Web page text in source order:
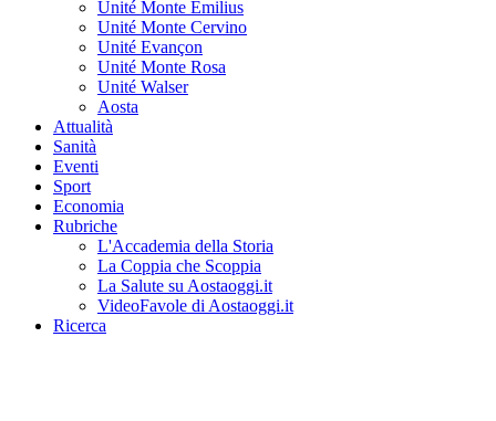
Unité Monte Emilius
Unité Monte Cervino
Unité Evançon
Unité Monte Rosa
Unité Walser
Aosta
Attualità
Sanità
Eventi
Sport
Economia
Rubriche
L'Accademia della Storia
La Coppia che Scoppia
La Salute su Aostaoggi.it
VideoFavole di Aostaoggi.it
Ricerca